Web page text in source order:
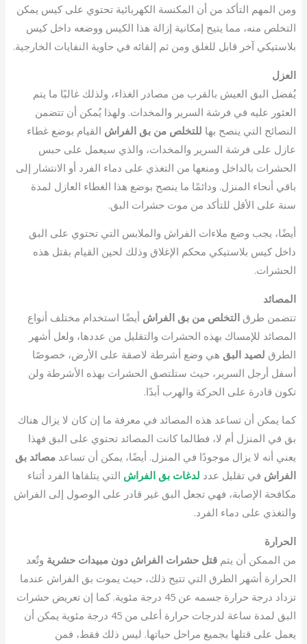
ومن المهم التأكد من أن المكنسة الكهربائية تحتوي على كيس يمكن
التخلص منه، مما يتيح إمكانية إزالة هذا الكيس ووضعه داخل كيس
بلاستيكي آخر قابل للغلق ومن ثم إلقائه في حاوية النفايات الخارجية.
العزل
يُفضل البق العيش بالقرب من مصادر الغذاء، ولذلك غالبًا ما يتم
العثور عليه في فرشة السرير والمخدات. ولهذا يُمكن أن تتضمن
النصائح التي ينصح بها للتخلص من بق الفراش القيام بوضع غطاء
عازل على فرشة السرير والمخدات، والذي سيعمل على حبس
الحشرات بالداخل ومنعها من التغذي على دماء الفرد أو الانتشار إلى
باقي أنحاء المنزل. ودائمًا ما ينصح بوضع هذا الغطاء العازل لمدة
سنة على الأقل للتأكد من موت حشرات البق.
أيضًا، يجب وضع ملاءات الفراش والملابس التي تحتوي على البق
داخل كيس بلاستيكي محكم الإغلاق وذلك لحين القيام بقتل هذه
الحشرات.
المصائد
تتضمن طرق التخلص من بق الفراش أيضًا استخدام مختلف أنواع
المصائد للإمساك بهذه الحشرات والتقليل من عددها، ولعل أشهر
الطرق لصيد البق هي وضع أشرطة لاصقة على الأرض، خصوصًا
أسفل أرجل السرير، حيث ستلتصق الحشرات بهذه الأشرطة ولن
تكون قادرة على الحركة والهرب أبدًا.
كما يمكن أن تساعد هذه المصائد في معرفة ما إن كان لا يزال هناك
بق في المنزل أم لا، فطالما كانت المصائد تحتوي على البق فهذا
يعني أنه لا يزال موجودًا في المنزل. أيضًا، يمكن أن تساعد مصائد بق
الفراش في تقليل عدد لدغات بق الفراش التي يتلقاها الفرد أثناء
مكافحة الإصابة، فهي تجعل البق غير قادر على الوصول إلى الفراش
والتغذي على دماء الفرد.
الحرارة
من الممكن أن يتم قتل حشرات الفراش دون مبيدات حشرية وتٌعد
الحرارة أشهر الطرق التي تتيح ذلك، حيث يموت بق الفراش عندما
تزداد درجة حرارة جسمه عن 45 درجة مئوية. كما إن تعريض حشرات
البق لمدة ساعة لدرجات حرارة أعلى من 45 درجة مئوية يمكن أن
يعمل على قتلها بجميع مراحل حياتها. ليس ذلك فقط، فمن